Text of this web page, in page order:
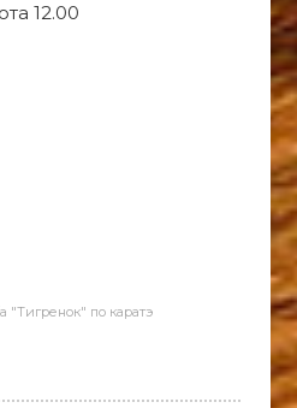
12.00
"Тигренок" по каратэ